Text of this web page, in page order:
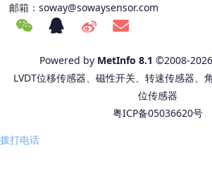
邮箱：soway@sowaysensor.com
Powered by MetInfo 8.1 ©2008-2026
LVDT位移传感器、磁性开关、转速传感器、
位传感器
粤ICP备05036620号
拨打电话